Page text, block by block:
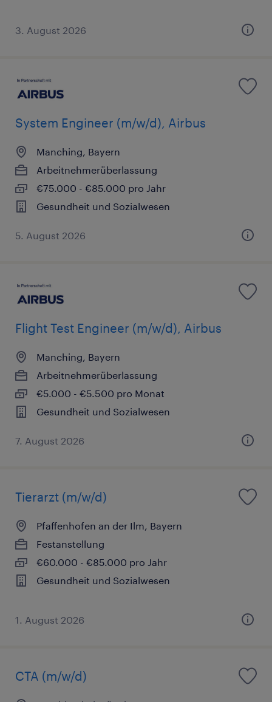
3. August 2026
System Engineer (m/w/d), Airbus
Manching, Bayern
Arbeitnehmerüberlassung
€75.000 - €85.000 pro Jahr
Gesundheit und Sozialwesen
5. August 2026
Flight Test Engineer (m/w/d), Airbus
Manching, Bayern
Arbeitnehmerüberlassung
€5.000 - €5.500 pro Monat
Gesundheit und Sozialwesen
7. August 2026
Tierarzt (m/w/d)
Pfaffenhofen an der Ilm, Bayern
Festanstellung
€60.000 - €85.000 pro Jahr
Gesundheit und Sozialwesen
1. August 2026
CTA (m/w/d)